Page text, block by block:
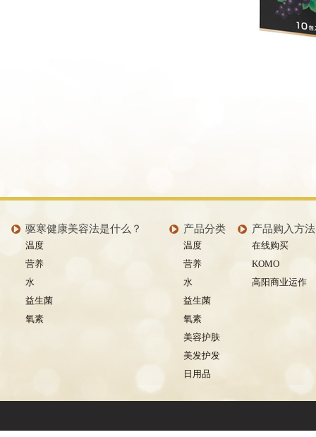
驱寒健康美容法是什么？
温度
营养
水
益生菌
氧素
产品分类
温度
营养
水
益生菌
氧素
美容护肤
美发护发
日用品
产品购入方法
在线购买
KOMO
高阳商业运作